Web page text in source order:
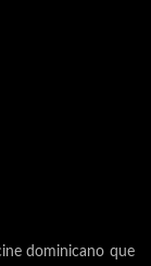
dominicano que